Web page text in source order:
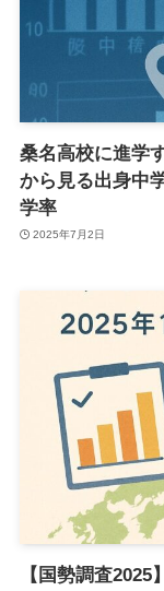
桑名高校に進学
から見る出身中
学率
2025年7月2日
【国勢調査